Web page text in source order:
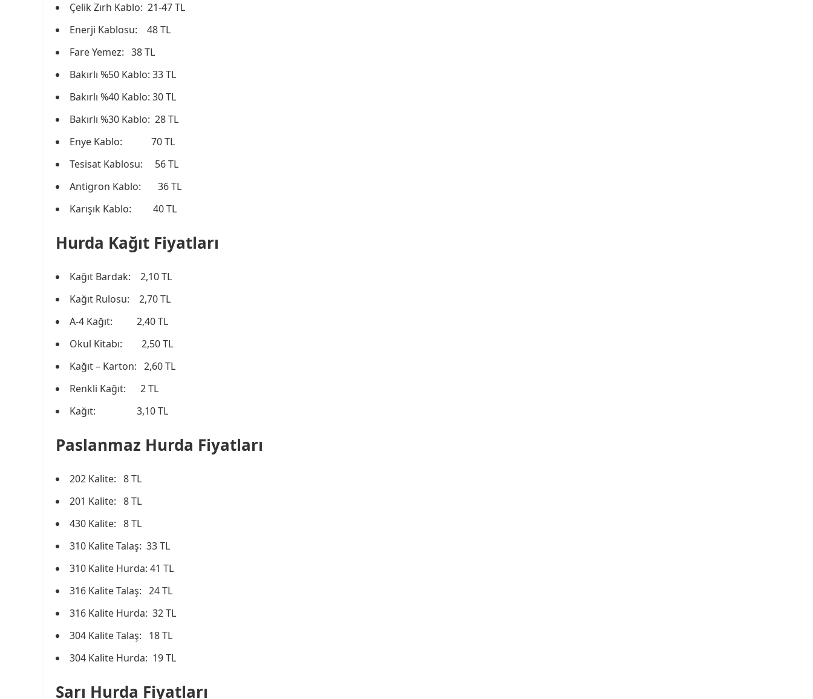
Çelik Zırh Kablo: 21-47 TL
Enerji Kablosu: 48 TL
Fare Yemez: 38 TL
Bakırlı %50 Kablo: 33 TL
Bakırlı %40 Kablo: 30 TL
Bakırlı %30 Kablo: 28 TL
Enye Kablo: 70 TL
Tesisat Kablosu: 56 TL
Antigron Kablo: 36 TL
Karışık Kablo: 40 TL
Hurda Kağıt Fiyatları
Kağıt Bardak: 2,10 TL
Kağıt Rulosu: 2,70 TL
A-4 Kağıt: 2,40 TL
Okul Kitabı: 2,50 TL
Kağıt – Karton: 2,60 TL
Renkli Kağıt: 2 TL
Kağıt: 3,10 TL
Paslanmaz Hurda Fiyatları
202 Kalite: 8 TL
201 Kalite: 8 TL
430 Kalite: 8 TL
310 Kalite Talaş: 33 TL
310 Kalite Hurda: 41 TL
316 Kalite Talaş: 24 TL
316 Kalite Hurda: 32 TL
304 Kalite Talaş: 18 TL
304 Kalite Hurda: 19 TL
Sarı Hurda Fiyatları